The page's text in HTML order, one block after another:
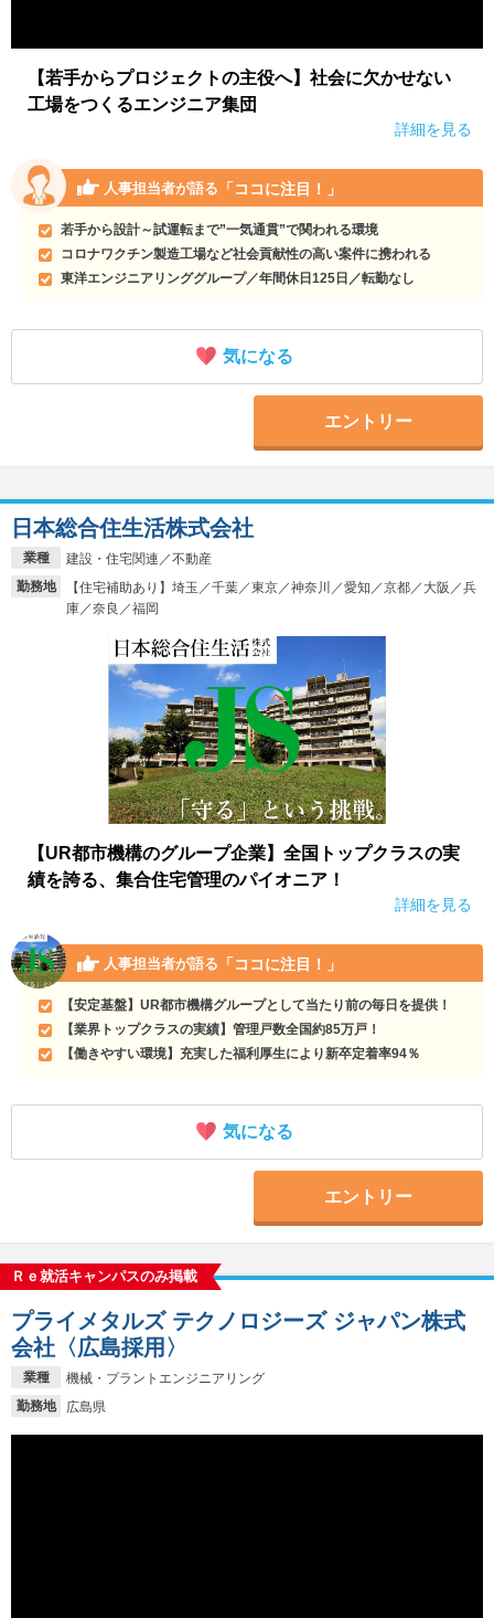
【若手からプロジェクトの主役へ】社会に欠かせない
工場をつくるエンジニア集団
詳細を見る
人事担当者が語る 「ココに注目！」
若手から設計～試運転まで”一気通貫”で関われる環境
コロナワクチン製造工場など社会貢献性の高い案件に携われる
東洋エンジニアリンググループ／年間休日125日／転勤なし
気になる
エントリー
業種
建設・住宅関連／不動産
勤務地
【住宅補助あり】埼玉／千葉／東京／神奈川／愛知／京都／大阪／兵
庫／奈良／福岡
日本総合住生活株式会社
【UR都市機構のグループ企業】全国トップクラスの実
績を誇る、集合住宅管理のパイオニア！
詳細を見る
人事担当者が語る 「ココに注目！」
【安定基盤】UR都市機構グループとして当たり前の毎日を提供！
【業界トップクラスの実績】管理戸数全国約85万戸！
【働きやすい環境】充実した福利厚生により新卒定着率94％
気になる
エントリー
Ｒｅ就活キャンパスのみ掲載
業種
機械・プラントエンジニアリング
勤務地
広島県
プライメタルズ テクノロジーズ ジャパン株式
会社〈広島採用〉